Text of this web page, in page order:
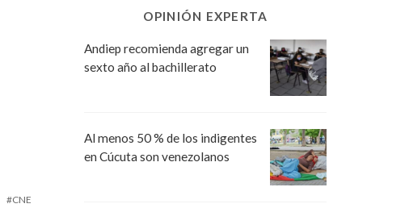
CNE
OPINIÓN EXPERTA
Andiep recomienda agregar un
sexto año al bachillerato
Al menos 50 % de los indigentes
en Cúcuta son venezolanos